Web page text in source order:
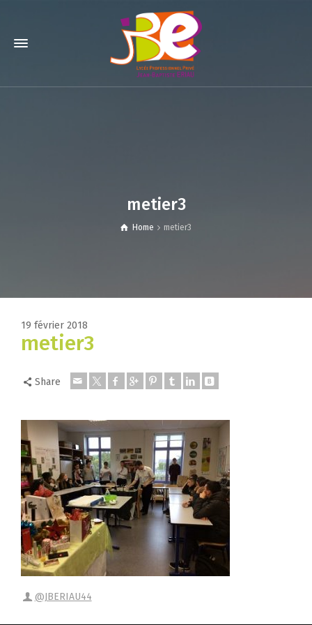
metier3
Home metier3
19 février 2018
metier3
Share
@JBERIAU44